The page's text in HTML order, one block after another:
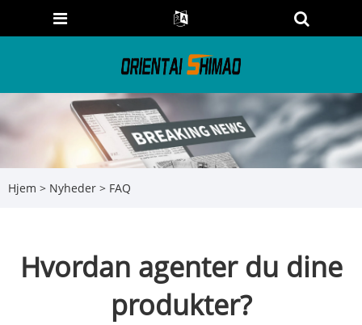
Hjem > Nyheder > FAQ
Hvordan agenter du dine
produkter?